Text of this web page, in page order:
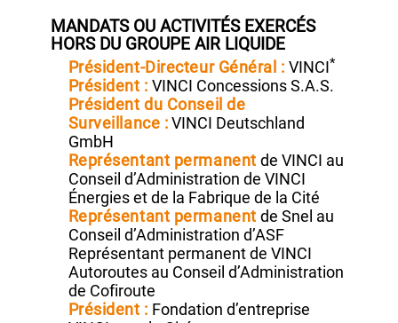
depuismai 2020et Président de ce
Comité depuis le 4 mai 2022)
MANDATS OU ACTIVITÉS EXERCÉS
HORS DU GROUPE AIR LIQUIDE
Président‑DirecteurGénéral :VINCI
Président :
Président du Conseil de
Surveillance :VINCI Deutschland
GmbH
Représentant permanent de VINCI au
Conseil d’Administration de VINCI
Énergies et de la Fabrique de la Cité
Représentant permanentde Snel au
Conseil d’Administration d’ASF
Représentant permanent de VINCI